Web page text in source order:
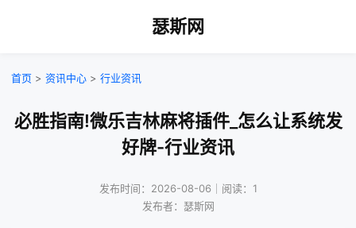
瑟斯网
首页 > 资讯中心 > 行业资讯
必胜指南!微乐吉林麻将插件_怎么让系统发
好牌-行业资讯
发布时间：2026-08-06｜阅读：1
发布者：瑟斯网